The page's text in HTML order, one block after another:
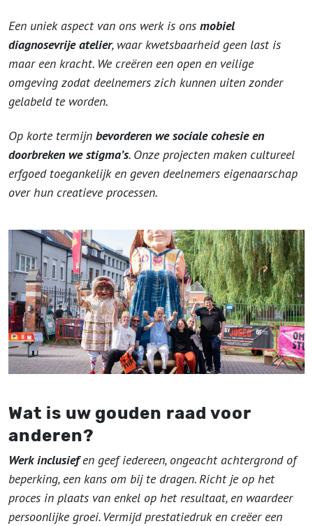
Een uniek aspect van ons werk is ons mobiel
diagnosevrije atelier, waar kwetsbaarheid geen last is
maar een kracht. We creëren een open en veilige
omgeving zodat deelnemers zich kunnen uiten zonder
gelabeld te worden.
Op korte termijn bevorderen we sociale cohesie en
doorbreken we stigma’s. Onze projecten maken cultureel
erfgoed toegankelijk en geven deelnemers eigenaarschap
over hun creatieve processen.
Wat is uw gouden raad voor
anderen?
Werk inclusiefen geef iedereen, ongeacht achtergrond of
beperking, een kans om bij te dragen. Richt je op het
proces in plaats van enkel op het resultaat, en waardeer
persoonlijke groei. Vermijd prestatiedruk en creëer een